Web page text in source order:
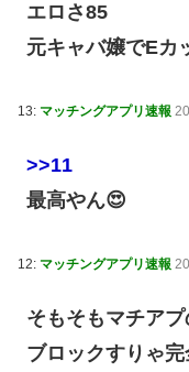
エロさ85
元キャバ嬢でEカ
13: マッチングアプリ速報
>>11
最高やん😍
12: マッチングアプリ速報
そもそもマチア
ブロックすりゃ